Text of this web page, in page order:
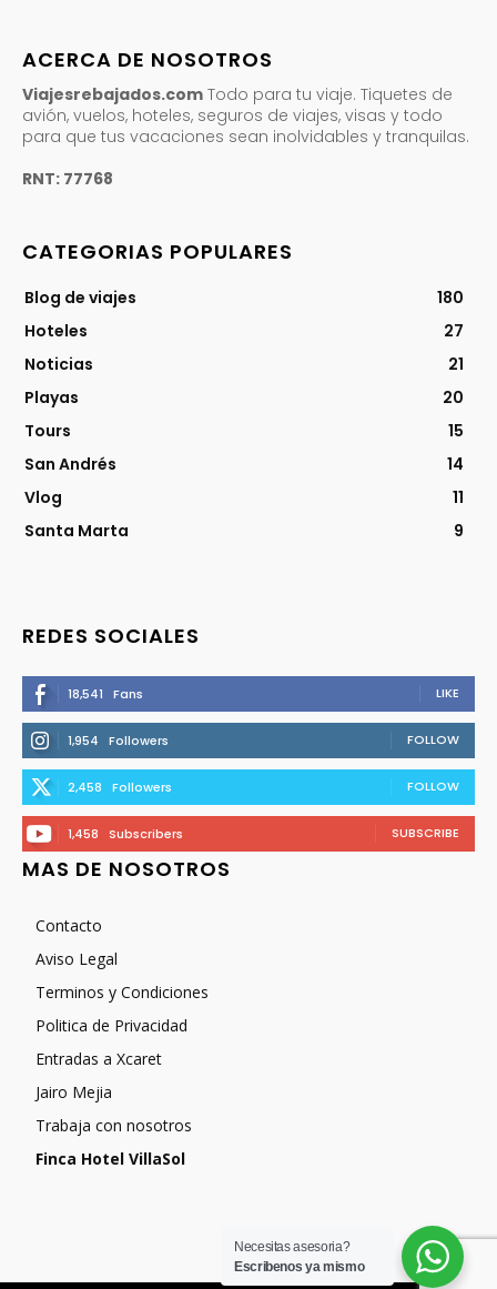
ACERCA DE NOSOTROS
Viajesrebajados.com Todo para tu viaje. Tiquetes de
avión, vuelos, hoteles, seguros de viajes, visas y todo
para que tus vacaciones sean inolvidables y tranquilas.
RNT: 77768
CATEGORIAS POPULARES
Blog de viajes
180
Hoteles
27
Noticias
21
Playas
20
Tours
15
San Andrés
14
Vlog
11
Santa Marta
9
REDES SOCIALES
18,541 Fans LIKE
1,954 Followers FOLLOW
2,458 Followers FOLLOW
1,458 Subscribers SUBSCRIBE
MAS DE NOSOTROS
Contacto
Aviso Legal
Terminos y Condiciones
Politica de Privacidad
Entradas a Xcaret
Jairo Mejia
Trabaja con nosotros
Finca Hotel VillaSol
Necesitas asesoria?
Escribenos ya mismo